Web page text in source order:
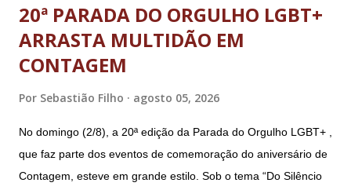
20ª PARADA DO ORGULHO LGBT+
ARRASTA MULTIDÃO EM
CONTAGEM
Por Sebastião Filho agosto 05, 2026
No domingo (2/8), a 20ª edição da Parada do Orgulho LGBT+ ,
que faz parte dos eventos de comemoração do aniversário de
Contagem, esteve em grande estilo. Sob o tema “Do Silêncio